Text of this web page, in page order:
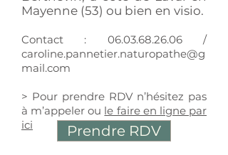
Mayenne (53) ou bien en visio.
Contact : 06.03.68.26.06/
caroline.pannetier.naturopathe@g
mail.com
> Pour prendre RDV n’hésitez pas
à m’appeler ou le faire en ligne par
ici
Prendre RDV